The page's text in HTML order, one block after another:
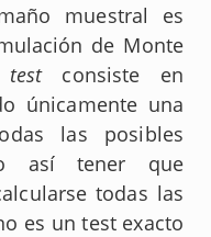
muestral es
de Monte
testconsiste en
únicamente una
las posibles
así tener que
todas las
es un test exacto